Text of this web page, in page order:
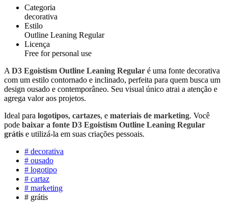
Categoria
decorativa
Estilo
Outline Leaning Regular
Licença
Free for personal use
A D3 Egoistism Outline Leaning Regular é uma fonte decorativa
com um estilo contornado e inclinado, perfeita para quem busca um
design ousado e contemporâneo. Seu visual único atrai a atenção e
agrega valor aos projetos.
Ideal para logotipos, cartazes, e materiais de marketing. Você
pode baixar a fonte D3 Egoistism Outline Leaning Regular
grátis e utilizá-la em suas criações pessoais.
# decorativa
# ousado
# logotipo
# cartaz
# marketing
# grátis